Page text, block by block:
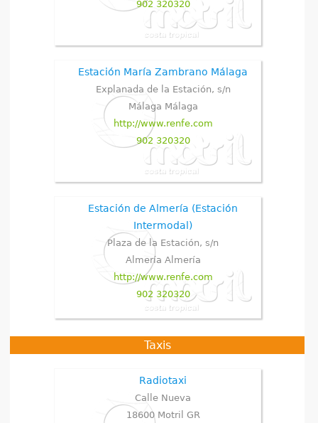
902 320320
Estación María Zambrano Málaga
Explanada de la Estación, s/n
Málaga Málaga
http://www.renfe.com
902 320320
Estación de Almería (Estación
Intermodal)
Plaza de la Estación, s/n
Almería Almería
http://www.renfe.com
902 320320
Taxis
Radiotaxi
Calle Nueva
18600 Motril GR